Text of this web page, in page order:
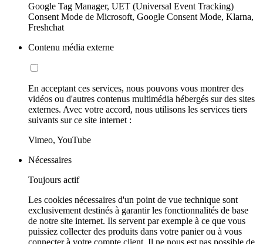
Google Tag Manager, UET (Universal Event Tracking)
Consent Mode de Microsoft, Google Consent Mode, Klarna,
Freshchat
Contenu média externe
En acceptant ces services, nous pouvons vous montrer des
vidéos ou d'autres contenus multimédia hébergés sur des sites
externes. Avec votre accord, nous utilisons les services tiers
suivants sur ce site internet :
Vimeo, YouTube
Nécessaires
Toujours actif
Les cookies nécessaires d'un point de vue technique sont
exclusivement destinés à garantir les fonctionnalités de base
de notre site internet. Ils servent par exemple à ce que vous
puissiez collecter des produits dans votre panier ou à vous
connecter à votre compte client. Il ne nous est pas possible de